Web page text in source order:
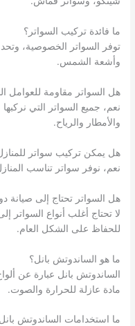
ما فائدة تركيب السواتر؟
توفر السواتر الخصوصية،
وأشعة الشمس.
هل السواتر مقاومة للعوامل
نعم، جميع السواتر التي
والأمطار والرياح.
هل يمكن تركيب سواتر
نعم، نوفر سواتر تناسب
هل السواتر تحتاج إلى صيانة
لا تحتاج أغلب أنواع
للحفاظ على الشكل العام.
ما هو الساندوتش بانل؟
الساندوتش بانل عبارة عن
مادة عازلة للحرارة والصوت.
ما استخدامات الساندوتش